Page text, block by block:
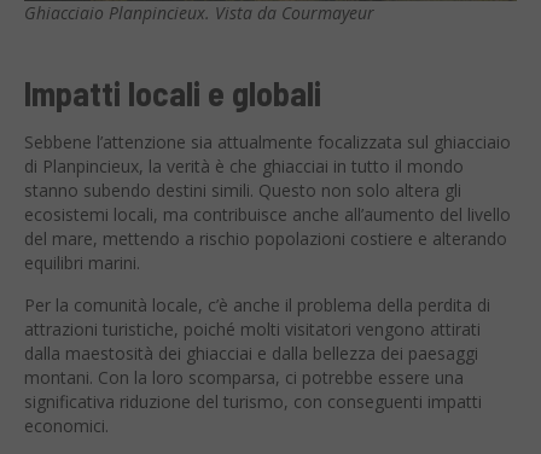
Ghiacciaio Planpincieux. Vista da Courmayeur
Impatti locali e globali
Sebbene l’attenzione sia attualmente focalizzata sul ghiacciaio
di Planpincieux, la verità è che ghiacciai in tutto il mondo
stanno subendo destini simili. Questo non solo altera gli
ecosistemi locali, ma contribuisce anche all’aumento del livello
del mare, mettendo a rischio popolazioni costiere e alterando
equilibri marini.
Per la comunità locale, c’è anche il problema della perdita di
attrazioni turistiche, poiché molti visitatori vengono attirati
dalla maestosità dei ghiacciai e dalla bellezza dei paesaggi
montani. Con la loro scomparsa, ci potrebbe essere una
significativa riduzione del turismo, con conseguenti impatti
economici.